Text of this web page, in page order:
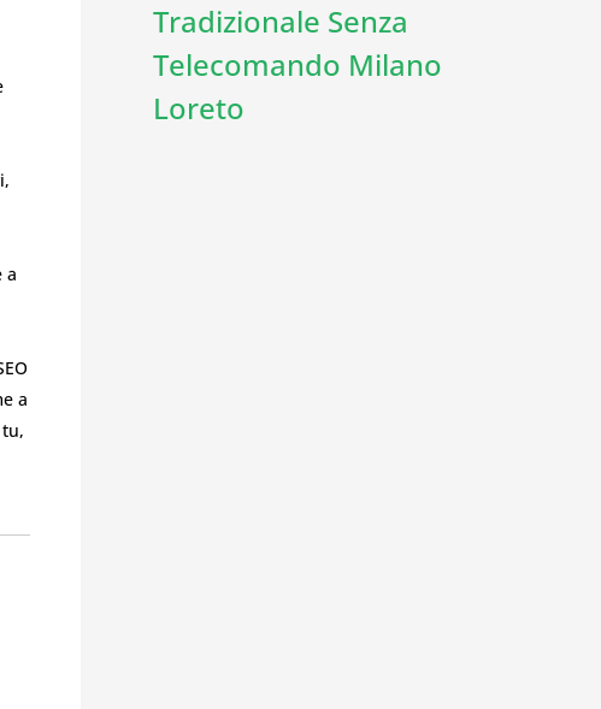
a
a
Tradizionale Senza
Telecomando Milano
Loreto